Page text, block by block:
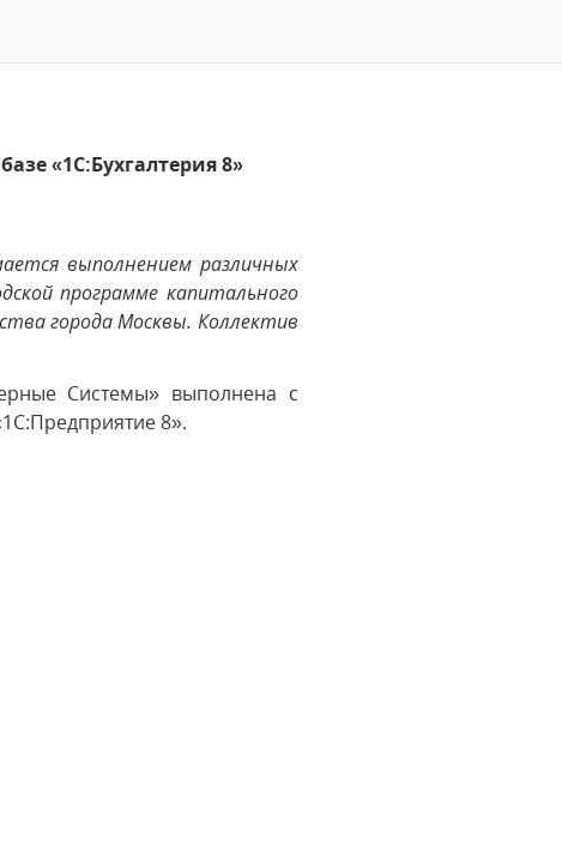
«1С:Бухгалтерия 8»
выполнением различных
программе капитального
города Москвы. Коллектив
Системы» выполнена с
8».